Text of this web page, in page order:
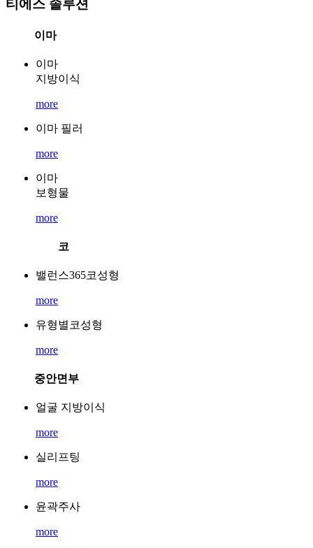
티에스 솔루션
이마
이마
지방이식
more
이마 필러
more
이마
보형물
more
코
밸런스365코성형
more
유형별코성형
more
중안면부
얼굴 지방이식
more
실리프팅
more
윤곽주사
more